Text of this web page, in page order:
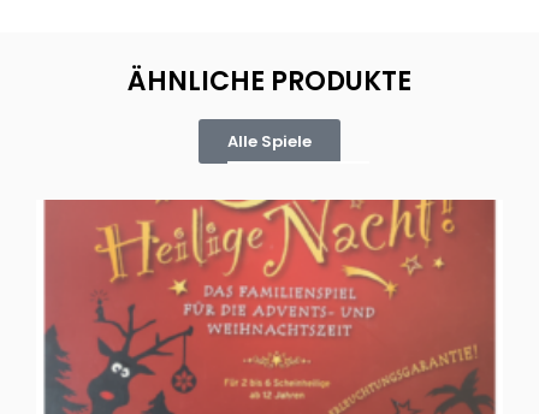
ÄHNLICHE PRODUKTE
Alle Spiele
Oh, heilige Nacht!